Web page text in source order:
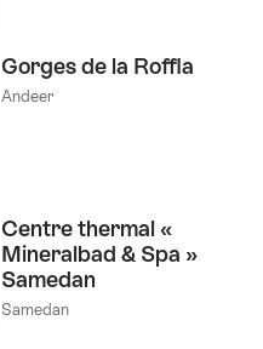
Gorges de la Roffla
Andeer
Centre thermal «
Mineralbad & Spa »
Samedan
Samedan